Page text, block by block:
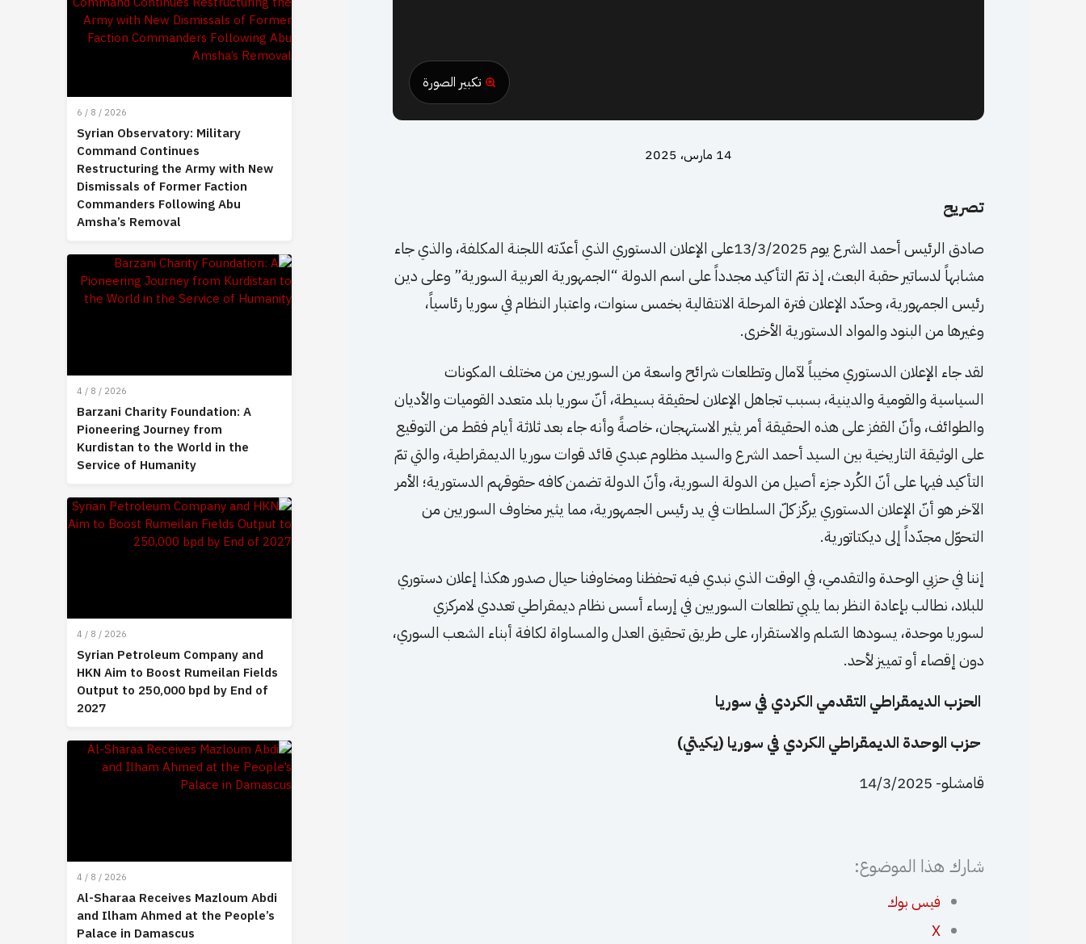
تكبير الصورة
14 مارس، 2025
تصريح
صادق الرئيس أحمد الشرع يوم 13/3/2025على الإعلان الدستوري الذي أعدّته اللجنة المكلفة، والذي جاء
مشابهاً لدساتير حقبة البعث، إذ تمّ التأكيد مجدداً على اسم الدولة “الجمهورية العربية السورية” وعلى دين
رئيس الجمهورية، وحدّد الإعلان فترة المرحلة الانتقالية بخمس سنوات، واعتبار النظام في سوريا رئاسياً،
وغيرها من البنود والمواد الدستورية الأخرى.
لقد جاء الإعلان الدستوري مخيباً لآمال وتطلعات شرائح واسعة من السوريين من مختلف المكونات
السياسية والقومية والدينية، بسبب تجاهل الإعلان لحقيقة بسيطة، أنّ سوريا بلد متعدد القوميات والأديان
والطوائف، وأنّ القفز على هذه الحقيقة أمر يثير الاستهجان، خاصةً وأنه جاء بعد ثلاثة أيام فقط من التوقيع
على الوثيقة التاريخية بين السيد أحمد الشرع والسيد مظلوم عبدي قائد قوات سوريا الديمقراطية، والتي تمّ
التأكيد فيها على أنّ الكُرد جزء أصيل من الدولة السورية، وأنّ الدولة تضمن كافه حقوقهم الدستورية؛ الأمر
الآخر هو أنّ الإعلان الدستوري يركّز كلّ السلطات في يد رئيس الجمهورية، مما يثير مخاوف السوريين من
التحوّل مجدّداً إلى ديكتاتورية.
إننا في حزبي الوحـدة والتقدمي، في الوقت الذي نبدي فيه تحفظنا ومخاوفنا حيال صدور هكذا إعلان دستوري
للبلاد، نطالب بإعادة النظر بما يلبي تطلعات السوريين في إرساء أسس نظام ديمقراطي تعددي لامركزي
لسوريا موحدة، يسودها السّلم والاستقرار، على طريق تحقيق العدل والمساواة لكافة أبناء الشعب السوري،
دون إقصاء أو تمييز لأحد.
الحزب الديمقراطي التقدمي الكردي في سوريا
حزب الوحدة الديمقراطي الكردي في سوريا (يكيتي)
قامشلو- 14/3/2025
شارك هذا الموضوع:
فيس بوك
X
6 / 8 / 2026
Syrian Observatory: Military
Command Continues
Restructuring the Army with New
Dismissals of Former Faction
Commanders Following Abu
Amsha’s Removal
4 / 8 / 2026
Barzani Charity Foundation: A
Pioneering Journey from
Kurdistan to the World in the
Service of Humanity
4 / 8 / 2026
Syrian Petroleum Company and
HKN Aim to Boost Rumeilan Fields
Output to 250,000 bpd by End of
2027
4 / 8 / 2026
Al-Sharaa Receives Mazloum Abdi
and Ilham Ahmed at the People’s
Palace in Damascus